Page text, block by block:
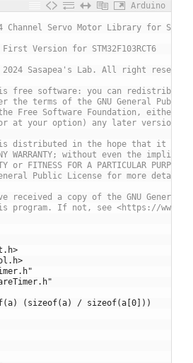
Arduino
Servo Motor Library for
Version for STM32F103RCT6
Sasapea's Lab. All right
free software: you can redistribute
the terms of the GNU General Public
Free Software Foundation, either
at your option) any later version.
is distributed in the hope that it will
WARRANTY; without even the implied
or FITNESS FOR A PARTICULAR PURPOSE.
Public License for more details.
received a copy of the GNU General
program. If not, see <https://
(sizeof(a) / sizeof(a[0]))